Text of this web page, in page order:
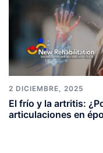
2 DICIEMBRE, 2025
El frío y la artritis:
articulaciones en